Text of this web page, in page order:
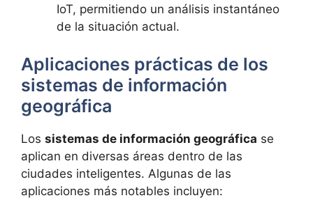
IoT, permitiendo un análisis instantáneo
de la situación actual.
Aplicaciones prácticas de los
sistemas de información
geográfica
Los sistemas de información geográfica se
aplican en diversas áreas dentro de las
ciudades inteligentes. Algunas de las
aplicaciones más notables incluyen: